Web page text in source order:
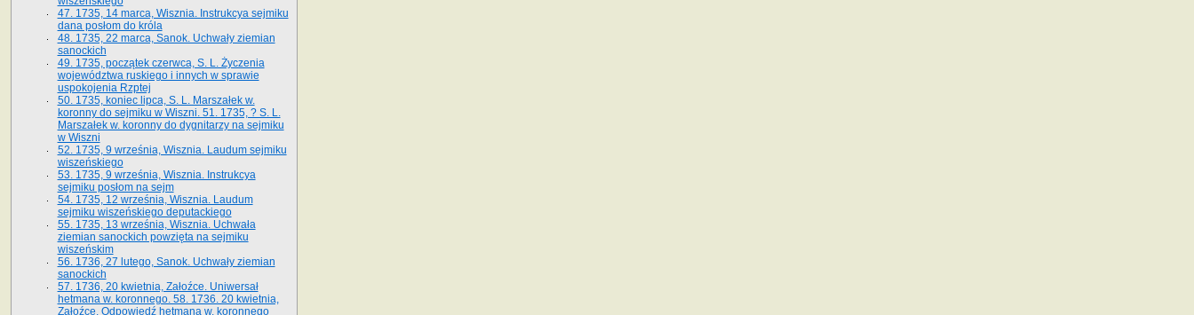
47. 1735, 14 marca, Wisznia. Instrukcya sejmiku
dana posłom do króla
48. 1735, 22 marca, Sanok. Uchwały ziemian
sanockich
49. 1735, początek czerwca, S. L. Życzenia
województwa ruskiego i innych w sprawie
uspokojenia Rzptej
50. 1735, koniec lipca, S. L. Marszałek w.
koronny do sejmiku w Wiszni. 51. 1735, ? S. L.
Marszałek w. koronny do dygnitarzy na sejmiku
w Wiszni
52. 1735, 9 września, Wisznia. Laudum sejmiku
wiszeńskiego
53. 1735, 9 września, Wisznia. Instrukcya
sejmiku posłom na sejm
54. 1735, 12 września, Wisznia. Laudum
sejmiku wiszeńskiego deputackiego
55. 1735, 13 września, Wisznia. Uchwała
ziemian sanockich powzięta na sejmiku
wiszeńskim
56. 1736, 27 lutego, Sanok. Uchwały ziemian
sanockich
57. 1736, 20 kwietnia, Załoźce. Uniwersał
hetmana w. koronnego. 58. 1736. 20 kwietnia,
Załoźce. Odpowiedź hetmana w. koronnego